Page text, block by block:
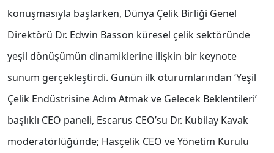
konuşmasıyla başlarken, Dünya Çelik Birliği Genel
Direktörü Dr. Edwin Basson küresel çelik sektöründe
yeşil dönüşümün dinamiklerine ilişkin bir keynote
sunum gerçekleştirdi. Günün ilk oturumlarından ‘Yeşil
Çelik Endüstrisine Adım Atmak ve Gelecek Beklentileri’
başlıklı CEO paneli, Escarus CEO’su Dr. Kubilay Kavak
moderatörlüğünde; Hasçelik CEO ve Yönetim Kurulu